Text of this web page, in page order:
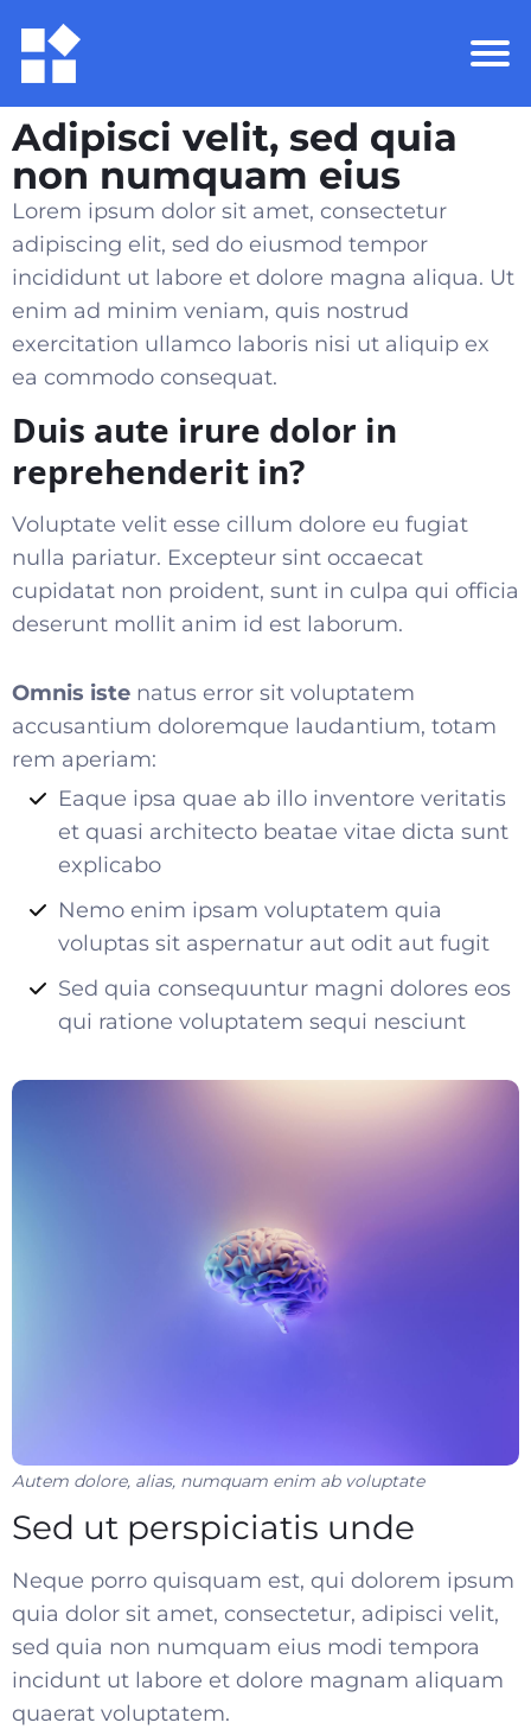
Adipisci velit, sed quia
non numquam eius
Lorem ipsum dolor sit amet, consectetur
adipiscing elit, sed do eiusmod tempor
incididunt ut labore et dolore magna aliqua. Ut
enim ad minim veniam, quis nostrud
exercitation ullamco laboris nisi ut aliquip ex
ea commodo consequat.
Duis aute irure dolor in
reprehenderit in?
Voluptate velit esse cillum dolore eu fugiat
nulla pariatur. Excepteur sint occaecat
cupidatat non proident, sunt in culpa qui officia
deserunt mollit anim id est laborum.
Omnis iste natus error sit voluptatem
accusantium doloremque laudantium, totam
rem aperiam:
Eaque ipsa quae ab illo inventore veritatis
et quasi architecto beatae vitae dicta sunt
explicabo
Nemo enim ipsam voluptatem quia
voluptas sit aspernatur aut odit aut fugit
Sed quia consequuntur magni dolores eos
qui ratione voluptatem sequi nesciunt
Autem dolore, alias, numquam enim ab voluptate
Sed ut perspiciatis unde
Neque porro quisquam est, qui dolorem ipsum
quia dolor sit amet, consectetur, adipisci velit,
sed quia non numquam eius modi tempora
incidunt ut labore et dolore magnam aliquam
quaerat voluptatem.